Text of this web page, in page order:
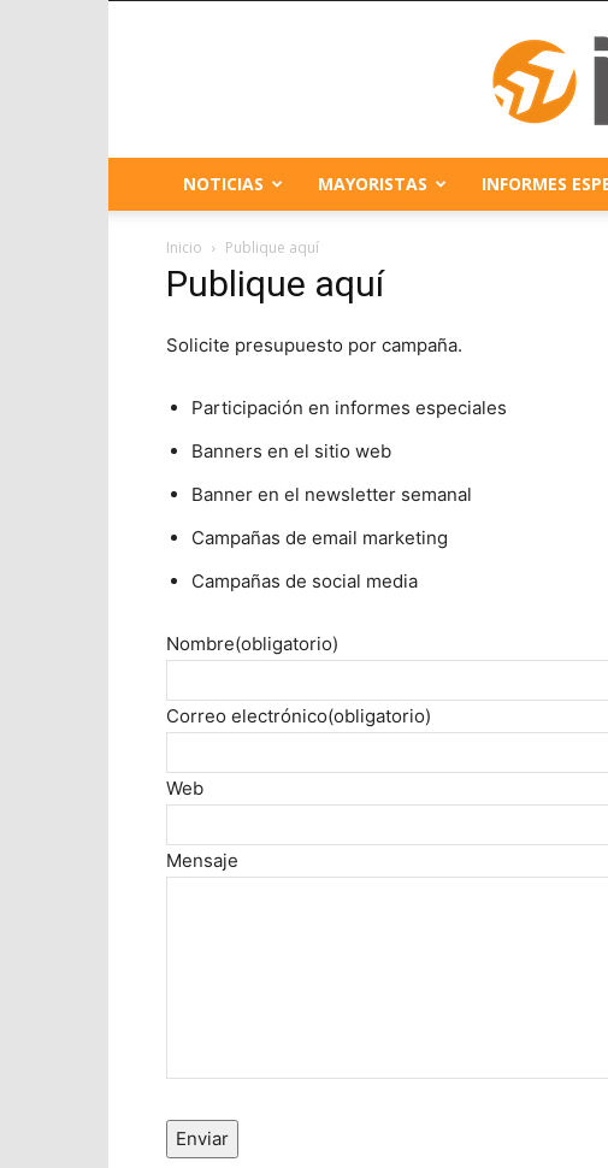
NOTICIAS MAYORISTAS INFORMES
Inicio Publique aquí
Publique aquí
Solicite presupuesto por campaña.
Participación en informes especiales
Banners en el sitio web
Banner en el newsletter semanal
Campañas de email marketing
Campañas de social media
Nombre(obligatorio)
Correo electrónico(obligatorio)
Web
Mensaje
Enviar